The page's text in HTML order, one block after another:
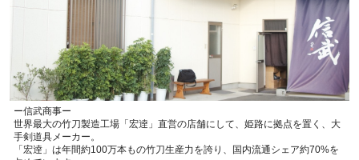
ー信武商事ー
世界最大の竹刀製造工場「宏逹」直営の店舗にして、姫路に拠点を置く、大
手剣道具メーカー。
「宏逹」は年間約100万本もの竹刀生産力を誇り、国内流通シェア約70%を